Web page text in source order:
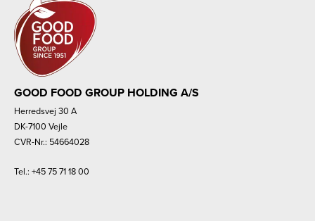
GOOD FOOD GROUP HOLDING A/S
Herredsvej 30 A
DK-7100 Vejle
CVR-Nr.: 54664028
Tel.: +45 75 71 18 00